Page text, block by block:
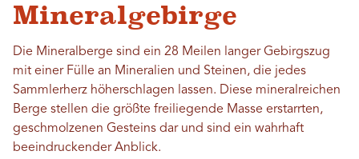
Mineralgebirge
Die Mineralberge sind ein 28 Meilen langer Gebirgszug
mit einer Fülle an Mineralien und Steinen, die jedes
Sammlerherz höherschlagen lassen. Diese mineralreichen
Berge stellen die größte freiliegende Masse erstarrten,
geschmolzenen Gesteins dar und sind ein wahrhaft
beeindruckender Anblick.